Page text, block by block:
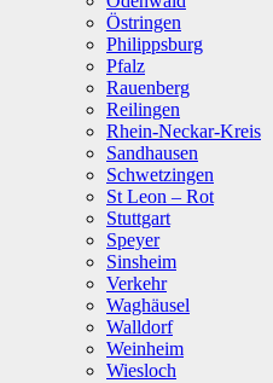
Östringen
Philippsburg
Pfalz
Rauenberg
Reilingen
Rhein-Neckar-Kreis
Sandhausen
Schwetzingen
St Leon – Rot
Stuttgart
Speyer
Sinsheim
Verkehr
Waghäusel
Walldorf
Weinheim
Wiesloch